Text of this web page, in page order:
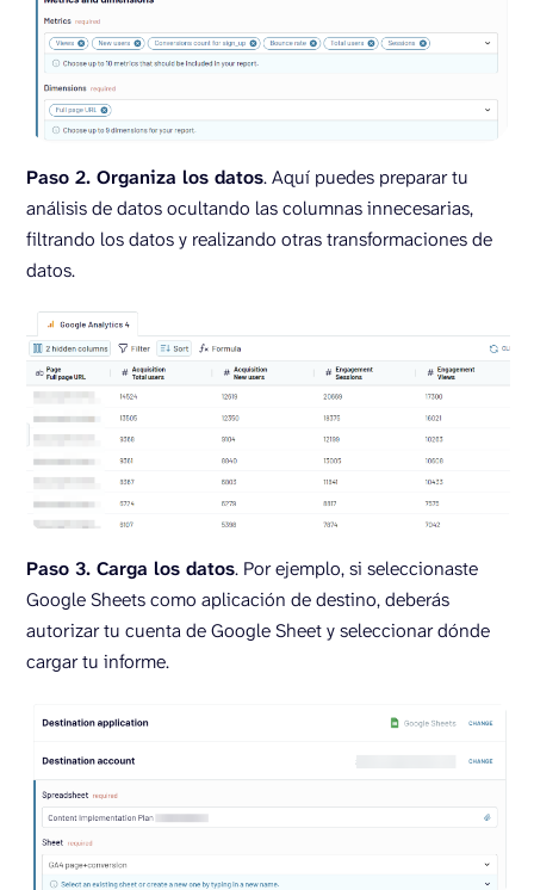
Paso 2. Organiza los datos. Aquí puedes preparar tu
análisis de datos ocultando las columnas innecesarias,
filtrando los datos y realizando otras transformaciones de
datos.
Paso 3. Carga los datos. Por ejemplo, si seleccionaste
Google Sheets como aplicación de destino, deberás
autorizar tu cuenta de Google Sheet y seleccionar dónde
cargar tu informe.